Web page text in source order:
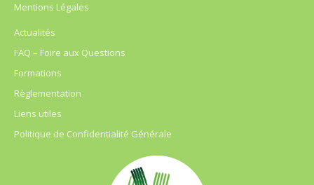
Mentions Légales
Actualités
FAQ – Foire aux Questions
Formations
Règlementation
Liens utiles
Politique de Confidentialité Générale